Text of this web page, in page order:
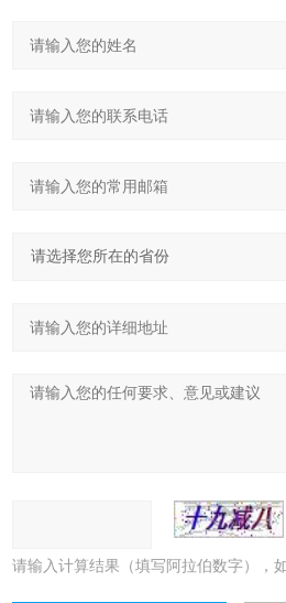
请输入计算结果（填写阿拉伯数字），